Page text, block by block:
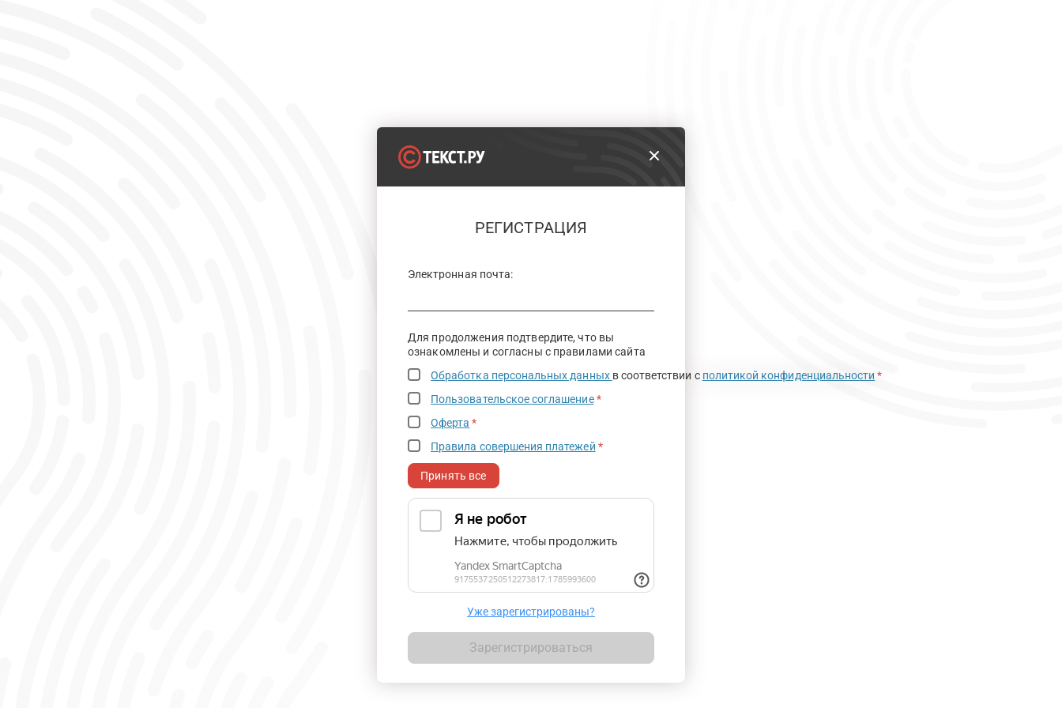
РЕГИСТРАЦИЯ
Электронная почта:
Для продолжения подтвердите, что вы
ознакомлены и согласны с правилами сайта
Обработка персональных данных в соответствии с политикой конфиденциальности *
Пользовательское соглашение *
Оферта *
Правила совершения платежей *
Принять все
Уже зарегистрированы?
Зарегистрироваться